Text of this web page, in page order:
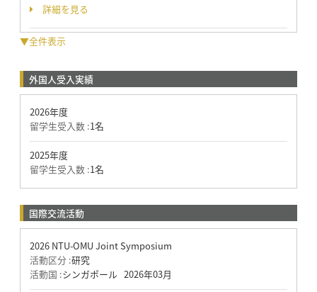
詳細を見る
▼全件表示
外国人受入実績
2026年度
留学生受入数 :1名
2025年度
留学生受入数 :1名
国際交流活動
2026 NTU-OMU Joint Symposium
活動区分 :研究
活動国 :シンガポール 2026年03月